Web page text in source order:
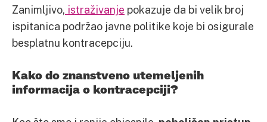
Zanimljivo, istraživanje pokazuje da bi velik broj
ispitanica podržao javne politike koje bi osigurale
besplatnu kontracepciju.
Kako do znanstveno utemeljenih
informacija o kontracepciji?